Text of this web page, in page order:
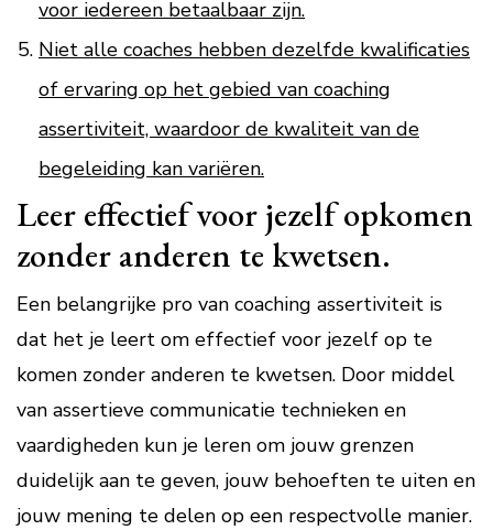
voor iedereen betaalbaar zijn.
Niet alle coaches hebben dezelfde kwalificaties
of ervaring op het gebied van coaching
assertiviteit, waardoor de kwaliteit van de
begeleiding kan variëren.
Leer effectief voor jezelf opkomen
zonder anderen te kwetsen.
Een belangrijke pro van coaching assertiviteit is
dat het je leert om effectief voor jezelf op te
komen zonder anderen te kwetsen. Door middel
van assertieve communicatie technieken en
vaardigheden kun je leren om jouw grenzen
duidelijk aan te geven, jouw behoeften te uiten en
jouw mening te delen op een respectvolle manier.